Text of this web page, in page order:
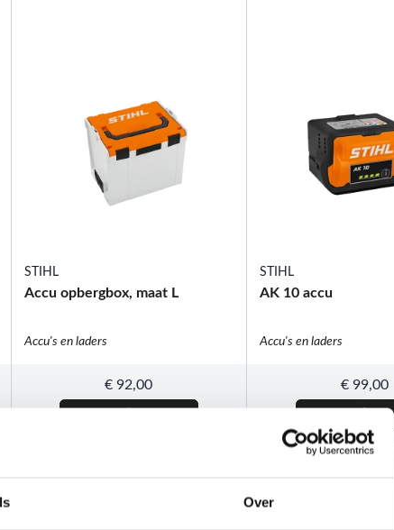
Over
STIHL
Accu opbergbox, maat L
Accu's en laders
€ 92,00
STIHL
AK 10 accu
Accu's en laders
€ 99,00